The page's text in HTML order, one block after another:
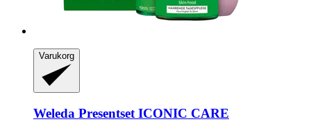
Varukorg
Weleda Presentset ICONIC CARE